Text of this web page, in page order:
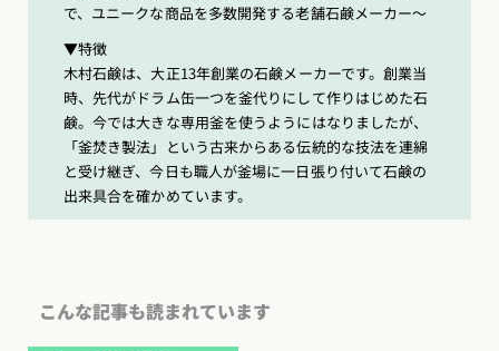
で、ユニークな商品を多数開発する老舗石鹸メーカー〜
▼特徴
木村石鹸は、大正13年創業の石鹸メーカーです。創業当
時、先代がドラム缶一つを釜代りにして作りはじめた石
鹸。今では大きな専用釜を使うようにはなりましたが、
「釜焚き製法」という古来からある伝統的な技法を連綿
と受け継ぎ、今日も職人が釜場に一日張り付いて石鹸の
出来具合を確かめています。
こんな記事も読まれています